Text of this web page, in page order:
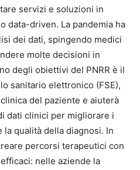
servizi e soluzioni in
data-driven. La pandemia ha
dei dati, spingendo medici
molte decisioni in
degli obiettivi del PNRR è il
sanitario elettronico (FSE),
del paziente e aiuterà
dati clinici per migliorare i
qualità della diagnosi. In
percorsi terapeutici con
nelle aziende la